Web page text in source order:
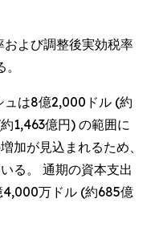
よび調整後実効税率
ュは8億2,000ドル (約
1,463億円) の範囲に
加が見込まれるため、
る。 通期の資本支出
万ドル (約685億